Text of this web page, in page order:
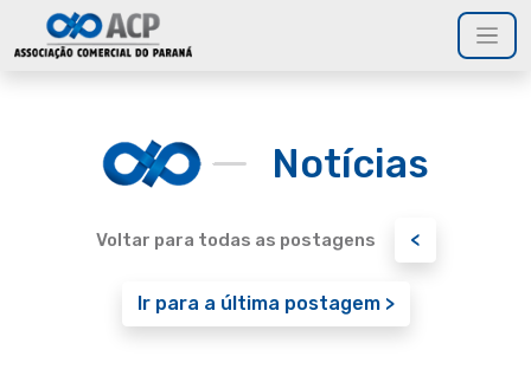
Notícias
Voltar para todas as postagens <
Ir para a última postagem >